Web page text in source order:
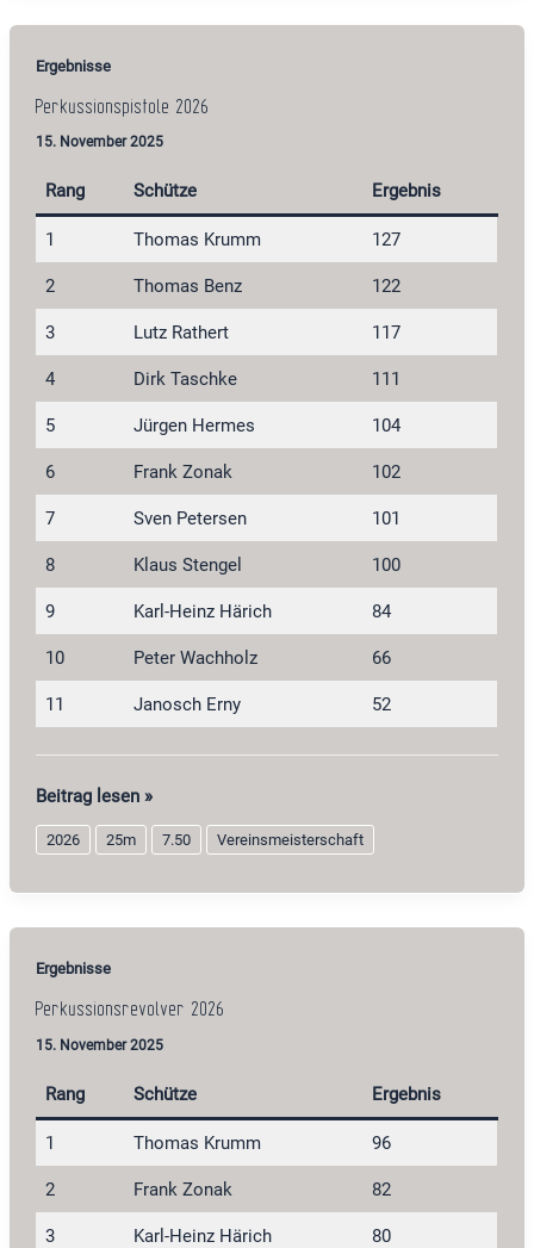
Ergebnisse
Perkussionspistole 2026
15. November 2025
Rang Schütze Ergebnis
1 Thomas Krumm 127
2 Thomas Benz 122
3 Lutz Rathert 117
4 Dirk Taschke 111
5 Jürgen Hermes 104
6 Frank Zonak 102
7 Sven Petersen 101
8 Klaus Stengel 100
9 Karl-Heinz Härich 84
10 Peter Wachholz 66
11 Janosch Erny 52
Perkussionspistole
2026
Beitrag lesen »
2026 25m 7.50 Vereinsmeisterschaft
Ergebnisse
Perkussionsrevolver 2026
15. November 2025
Rang Schütze Ergebnis
1 Thomas Krumm 96
2 Frank Zonak 82
3 Karl-Heinz Härich 80